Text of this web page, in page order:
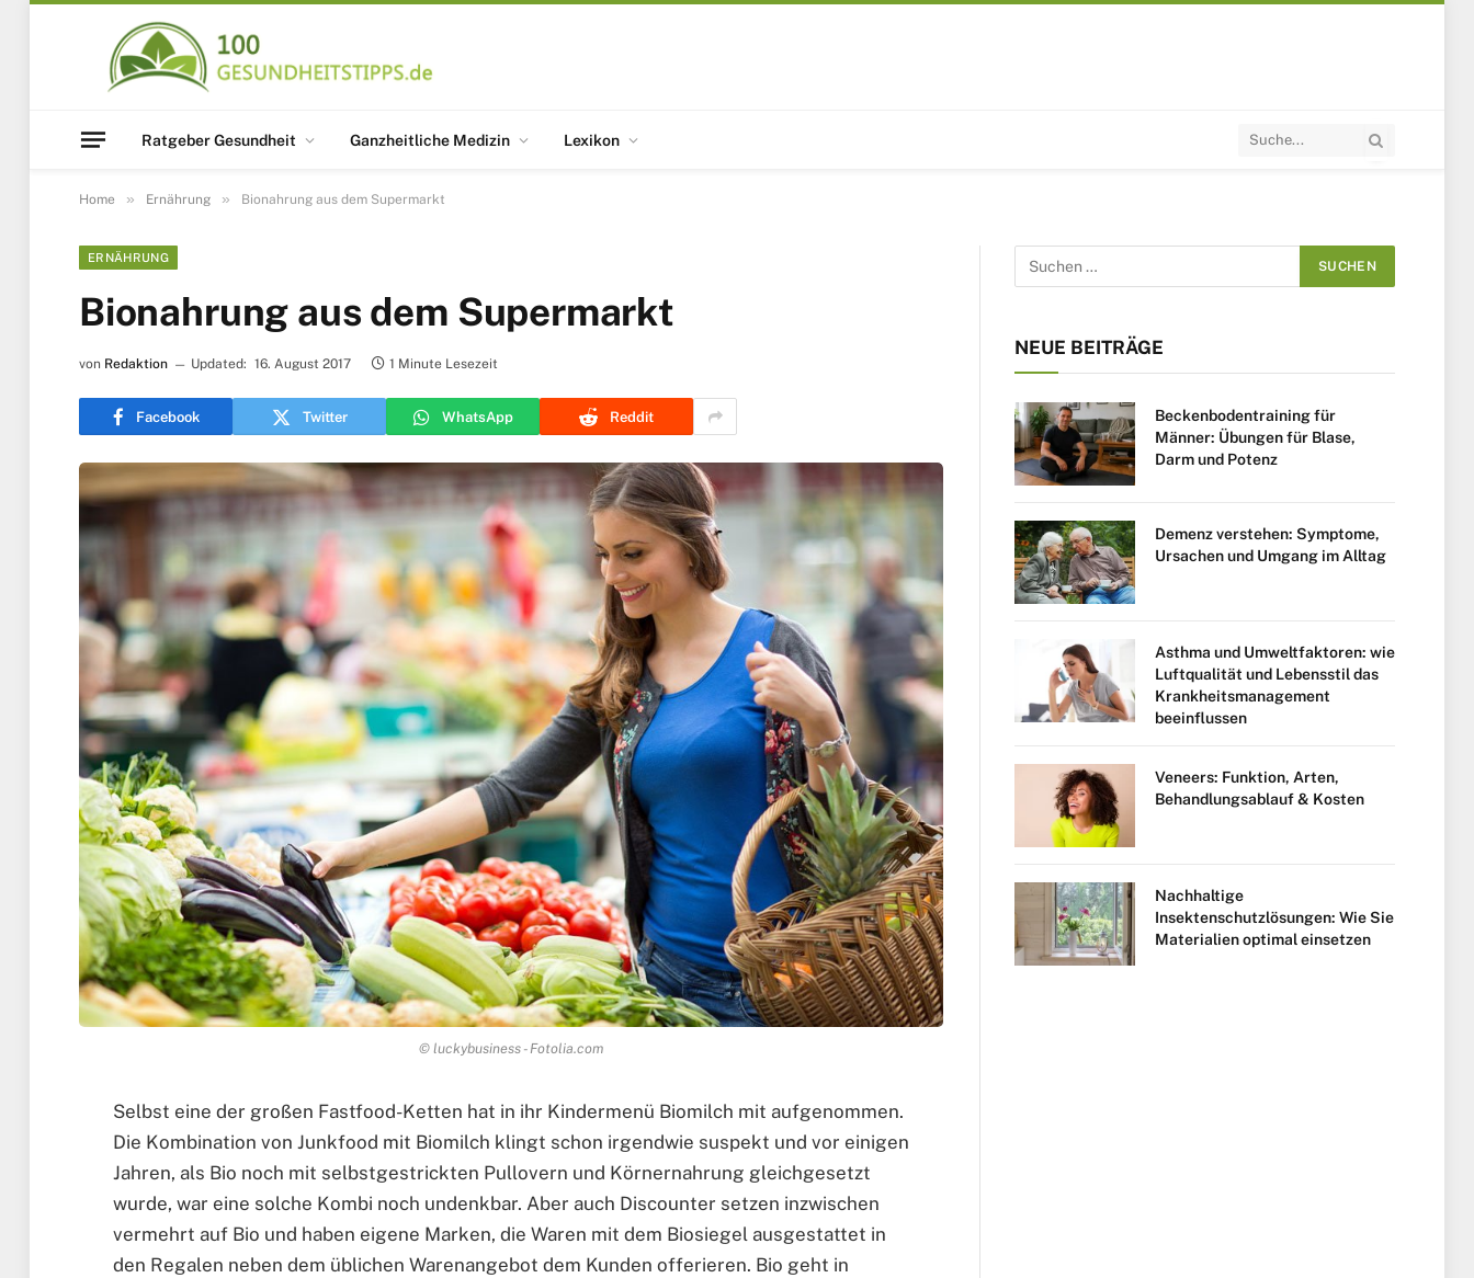
Ratgeber Gesundheit Ganzheitliche Medizin Lexikon
Home » Ernährung » Bionahrung aus dem Supermarkt
ERNÄHRUNG
Bionahrung aus dem Supermarkt
von Redaktion Updated: 16. August 2017 1 Minute Lesezeit
Facebook Twitter WhatsApp Reddit
© luckybusiness - Fotolia.com
Selbst eine der großen Fastfood-Ketten hat in ihr Kindermenü Biomilch mit aufgenommen.
Die Kombination von Junkfood mit Biomilch klingt schon irgendwie suspekt und vor einigen
Jahren, als Bio noch mit selbstgestrickten Pullovern und Körnernahrung gleichgesetzt
wurde, war eine solche Kombi noch undenkbar. Aber auch Discounter setzen inzwischen
vermehrt auf Bio und haben eigene Marken, die Waren mit dem Biosiegel ausgestattet in
den Regalen neben dem üblichen Warenangebot dem Kunden offerieren. Bio geht in
NEUE BEITRÄGE
Beckenbodentraining für
Männer: Übungen für Blase,
Darm und Potenz
Demenz verstehen: Symptome,
Ursachen und Umgang im Alltag
Asthma und Umweltfaktoren: wie
Luftqualität und Lebensstil das
Krankheitsmanagement
beeinflussen
Veneers: Funktion, Arten,
Behandlungsablauf & Kosten
Nachhaltige
Insektenschutzlösungen: Wie Sie
Materialien optimal einsetzen